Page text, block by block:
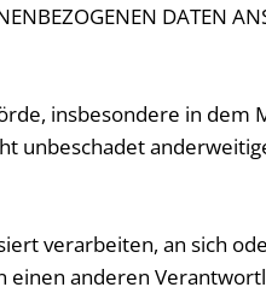
DATEN
insbesondere in dem
unbeschadet
verarbeiten, an sich
einen anderen